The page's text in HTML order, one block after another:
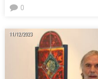
0
11/12/2023